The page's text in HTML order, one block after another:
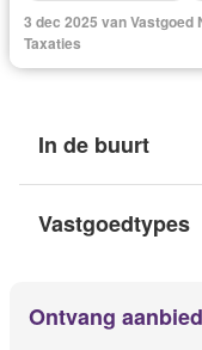
3 dec 2025 van Vastgoed
Taxaties
In de buurt
Vastgoedtypes
Ontvang